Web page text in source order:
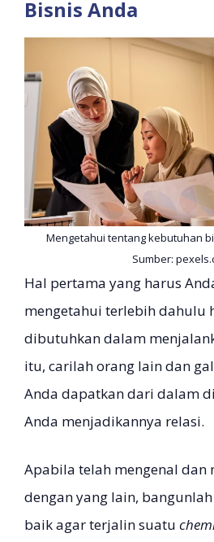
Bisnis Anda
Mengetahui tentang kebutuhan
Sumber:
Hal pertama yang harus
mengetahui terlebih dahulu
dibutuhkan dalam
itu, carilah orang lain dan
Anda dapatkan dari dalam
Anda menjadikannya relasi.
Apabila telah mengenal dan
dengan yang lain,
baik agar terjalin suatu